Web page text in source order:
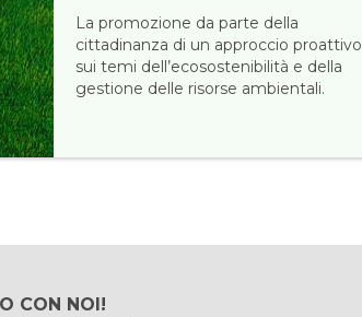
La promozione da parte della
cittadinanza di un approccio proattivo
sui temi dell’ecosostenibilità e della
gestione delle risorse ambientali.
CON NOI!